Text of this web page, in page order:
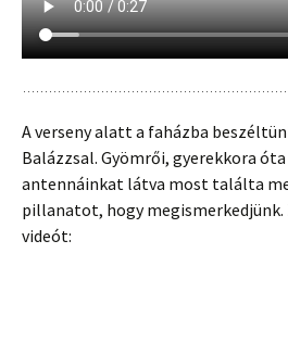
A verseny alatt a faházba
Balázzsal. Gyömrői, gyerekkora
antennáinkat látva most találta
pillanatot, hogy
videót: